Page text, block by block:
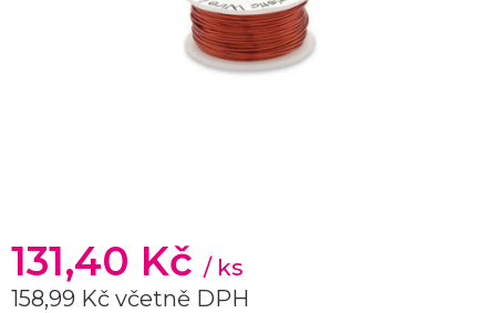
131,40 Kč / ks
158,99 Kč včetně DPH